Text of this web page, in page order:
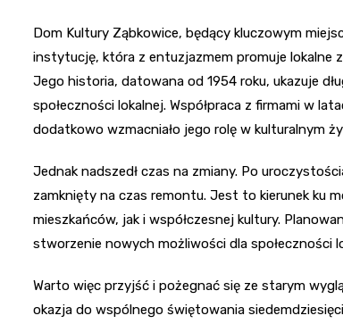
Dom Kultury Ząbkowice, będący kluczowym
instytucję, która z entuzjazmem promuje lokalne
Jego historia, datowana od 1954 roku, ukazuje
społeczności lokalnej. Współpraca z firmami w
dodatkowo wzmacniało jego rolę w kulturalnym
Jednak nadszedł czas na zmiany. Po
zamknięty na czas remontu. Jest to kierunek ku
mieszkańców, jak i współczesnej kultury.
stworzenie nowych możliwości dla społeczności
Warto więc przyjść i pożegnać się ze starym
okazja do wspólnego świętowania